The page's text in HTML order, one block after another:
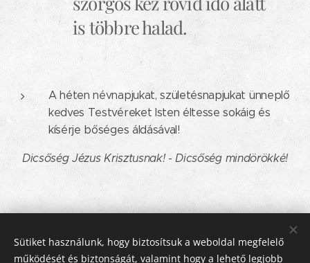
is többre halad.
A héten névnapjukat, születésnapjukat ünneplő
kedves Testvéreket Isten éltesse sokáig és
kísérje bőséges áldásával!
Dicsőség Jézus Krisztusnak! - Dicsőség mindörökké!
Share
Sütiket használunk, hogy biztosítsuk a weboldal megfelelő
működését és biztonságát, valamint hogy a lehető legjobb